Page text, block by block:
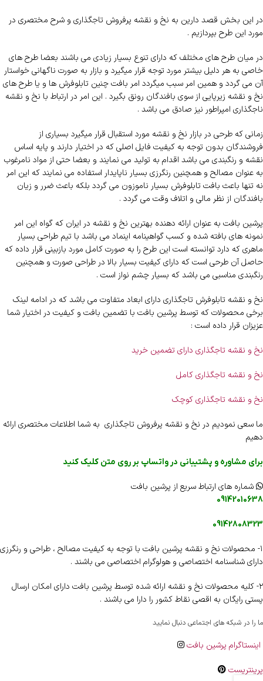
در این بخش قصد دارین به نخ و نقشه پرفروش تاجگذاری و شرح مختصری در
مورد این طرح بپردازیم .
در میان طرح های مختلف که دارای تنوع بسیار زیادی می باشند بعضا طرح های
خاصی به هر دلیل بیشتر مورد توجه قرار میگیرد و بازار به صورت ناگهانی خواستار
آن می گردد و همین امر سبب میگردد امر بافت چنین تابلوفرش ها و یا طرح های
نخ و نقشه زیرپایی از سوی بافندگان رونق بگیرد . این امر در ارتباط با نخ و نقشه
ناجگذاری امپراطور نیز صادق می باشد .
زمانی که طرحی در بازار نخ و نقشه مورد استقبال قرار میگیرد بسیاری از
فروشندگان بدون توجه به کیفیت فایل اصلی که در اختیار دارند و پایه اساس
نقشه و رنگبندی می باشد اقدام به تولید می نمایند و بعضا حتی از مواد نامرغوب
به عنوان مصالح و همچنین رنگرزی بسیار ناپایدار استفاده می نمایند که این امر
نه تنها باعث بافت تابلوفرش بسیار ناموزون می گردد بلکه باعث ضرر و زیان
بافندگان از نظر مالی و اتلاف وقت می گردد .
پرشین بافت به عنوان ارائه دهنده بهترین نخ و نقشه در ایران که گواه این امر
نمونه های بافته شده و کسب گواهینامه اینماد می باشد با تیم طراحی بسیار
ماهری که دارد توانسته است این طرح را به صورت کامل مورد بازبینی قرار داده که
حاصل آن طرحی است که دارای کیفیت بسیار بالا در طراحی صورت و همچنین
رنگبندی مناسبی می باشد که بسیار چشم نواز است .
نخ و نقشه تابلوفرش تاجگذاری دارای ابعاد متفاوت می باشد که در ادامه لینک
برخی محصولات که توسط پرشین بافت با تضمین بافت و کیفیت در اختیار شما
عزیزان قرار داده است :
نخ و نقشه تاجگذاری دارای تضمین خرید
نخ و نقشه تاجگذاری کامل
نخ و نقشه تاجگذاری کوچک
ما سعی نمودیم در نخ و نقشه پرفروش تاجگذاری به شما اطلاعات مختصری ارائه
دهیم
برای مشاوره و پشتیبانی در واتساپ بر روی متن کلیک کنید
شماره های ارتباط سریع از پرشین بافت
09142010638
09142808323
۱- محصولات نخ و نقشه پرشین بافت با توجه به کیفیت مصالح ، طراحی و رنگرزی
دارای شناسنامه اختصاصی و هولوگرام اختصاصی می باشند .
۲- کلیه محصولات نخ و نقشه ارائه شده توسط پرشین بافت دارای امکان ارسال
پستی رایگان به اقصی نقاط کشور را دارا می باشند .
ما را در شبکه های اجتماعی دنبال نمایید
اینستاگرام پرشین بافت
پرینتریست